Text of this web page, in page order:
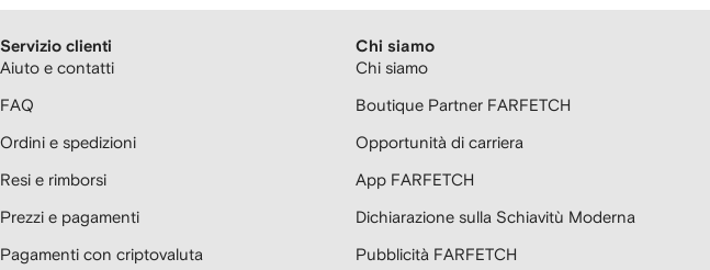
Servizio clienti
Aiuto e contatti
FAQ
Ordini e spedizioni
Resi e rimborsi
Prezzi e pagamenti
Pagamenti con criptovaluta
Chi siamo
Chi siamo
Boutique Partner FARFETCH
Opportunità di carriera
App FARFETCH
Dichiarazione sulla Schiavitù Moderna
Pubblicità FARFETCH